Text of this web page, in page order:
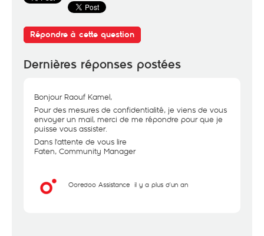
Répondre à cette question
Dernières réponses postées
Bonjour Raouf Kamel,
Pour des mesures de confidentialité, je viens de vous
envoyer un mail, merci de me répondre pour que je
puisse vous assister.
Dans l'attente de vous lire
Faten, Community Manager
Ooredoo Assistance il y a plus d'un an